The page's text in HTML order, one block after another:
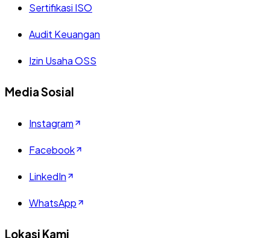
Sertifikasi ISO
Audit Keuangan
Izin Usaha OSS
Media Sosial
Instagram
Facebook
LinkedIn
WhatsApp
Lokasi Kami